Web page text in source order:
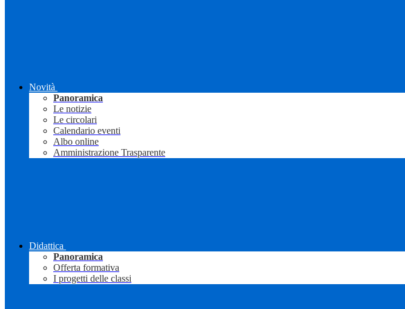
Novità
Panoramica
Le notizie
Le circolari
Calendario eventi
Albo online
Amministrazione Trasparente
Didattica
Panoramica
Offerta formativa
I progetti delle classi